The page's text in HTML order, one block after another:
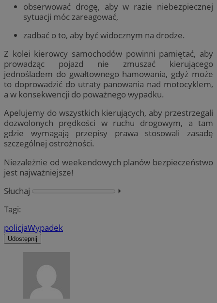
obserwować drogę, aby w razie niebezpiecznej
sytuacji móc zareagować,
zadbać o to, aby być widocznym na drodze.
Z kolei kierowcy samochodów powinni pamiętać, aby
prowadząc pojazd nie zmuszać kierującego
jednośladem do gwałtownego hamowania, gdyż może
to doprowadzić do utraty panowania nad motocyklem,
a w konsekwencji do poważnego wypadku.
Apelujemy do wszystkich kierujących, aby przestrzegali
dozwolonych prędkości w ruchu drogowym, a tam
gdzie wymagają przepisy prawa stosowali zasadę
szczególnej ostrożności.
Niezależnie od weekendowych planów bezpieczeństwo
jest najważniejsze!
Słuchaj
⏵︎
Tagi:
policjaWypadek
Udostępnij